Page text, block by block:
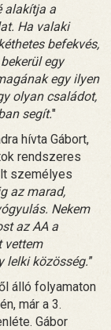
alakítja a
Ha valaki
befekvés,
egy
egy ilyen
olyan családot,
segít."
hívta Gábort,
rendszeres
személyes
az marad,
Nekem
az AA a
vettem
lelki közösség.”
álló folyamaton
már a 3.
Gábor